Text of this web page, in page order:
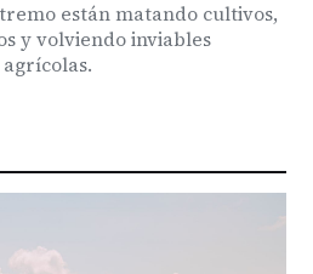
están matando cultivos,
y volviendo inviables